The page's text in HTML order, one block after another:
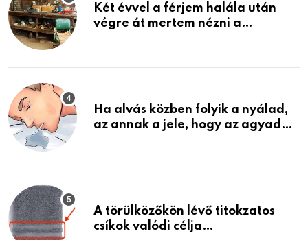
Két évvel a férjem halála után
végre át mertem nézni a
életemet
Ha alvás közben folyik a nyálad,
az annak a jele, hogy az agyad…
A törülközőkön lévő titokzatos
csíkok valódi célja…